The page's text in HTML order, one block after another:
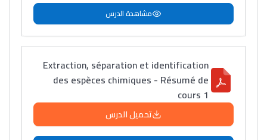
مشاهدة الدرس
Extraction, séparation et identification
des espèces chimiques - Résumé de
cours 1
تحميل الدرس